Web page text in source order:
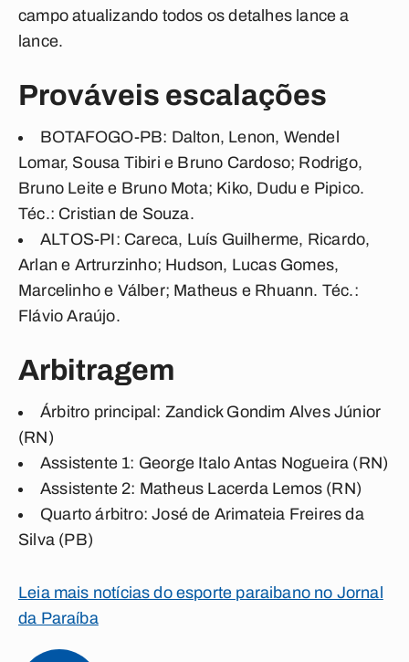
campo atualizando todos os detalhes lance a
lance.
Prováveis escalações
BOTAFOGO-PB: Dalton, Lenon, Wendel
Lomar, Sousa Tibiri e Bruno Cardoso; Rodrigo,
Bruno Leite e Bruno Mota; Kiko, Dudu e Pipico.
Téc.: Cristian de Souza.
ALTOS-PI: Careca, Luís Guilherme, Ricardo,
Arlan e Artrurzinho; Hudson, Lucas Gomes,
Marcelinho e Válber; Matheus e Rhuann. Téc.:
Flávio Araújo.
Arbitragem
Árbitro principal : Zandick Gondim Alves Júnior
(RN)
Assistente 1: George Italo Antas Nogueira (RN)
Assistente 2: Matheus Lacerda Lemos (RN)
Quarto árbitro: José de Arimateia Freires da
Silva (PB)
Leia mais notícias do esporte paraibano no Jornal
da Paraíba